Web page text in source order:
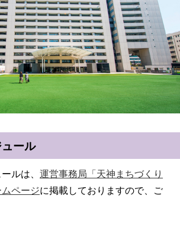
ール
ルは、運営事務局「天神まちづくり
ページに掲載しておりますので、ご